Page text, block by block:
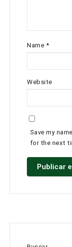
Name *
Website
Save my
for the next